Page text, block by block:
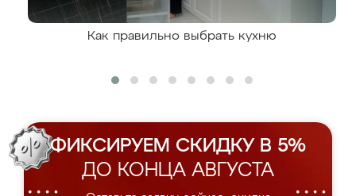
Как правильно выбрать кухню
ФИКСИРУЕМ СКИДКУ В 5%
ДО КОНЦА АВГУСТА